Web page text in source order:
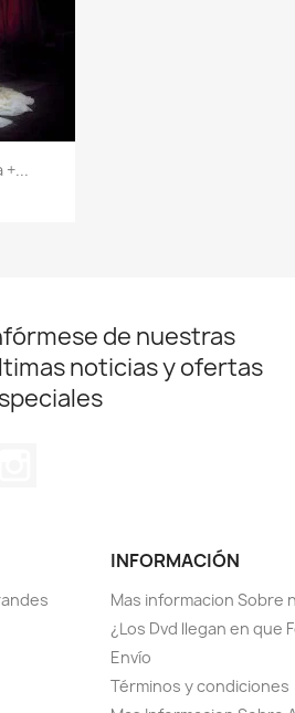
+...
de nuestras
noticias y ofertas
INFORMACIÓN
Mas informacion Sobre
¿Los Dvd llegan en que
Envío
Términos y condiciones